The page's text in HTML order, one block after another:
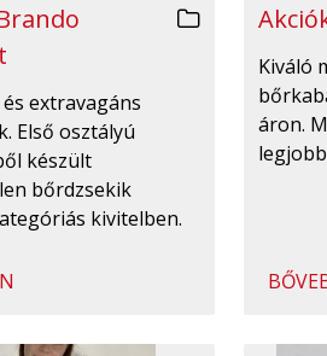
extravagáns
Első osztályú
készült
bőrdzsekik
kivitelben.
Kiváló
áron.